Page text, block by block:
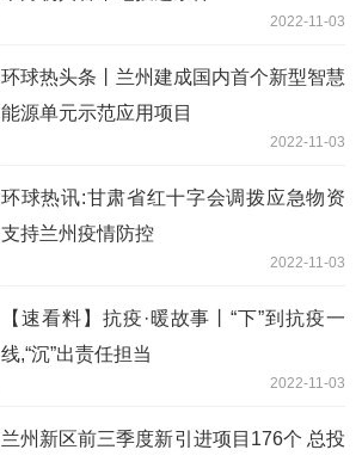
2022-11-03
环球热头条丨兰州建成国内首个新型智慧
能源单元示范应用项目
2022-11-03
环球热讯:甘肃省红十字会调拨应急物资
支持兰州疫情防控
2022-11-03
【速看料】抗疫·暖故事丨“下”到抗疫一
线,“沉”出责任担当
2022-11-03
兰州新区前三季度新引进项目176个 总投